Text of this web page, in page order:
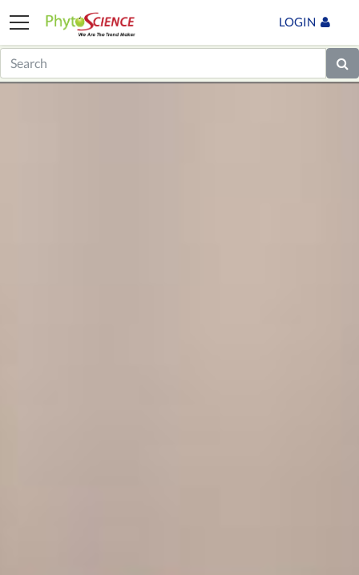
LOGIN